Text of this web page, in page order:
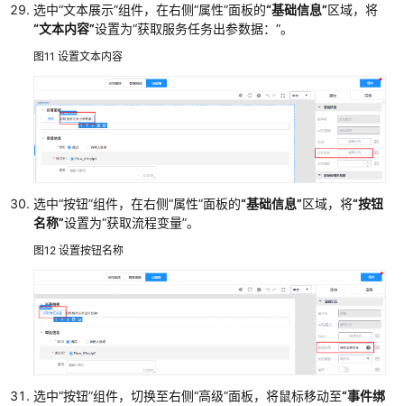
指
南
考
SDK
常
见
题
文
载
选中“文本展示”组件，在右侧“属性”面板的“基础信息”区域，将
“文本内容”设置为“获取服务任务出参数据：”。
图11 设置文本内容
选中“按钮”组件，在右侧“属性”面板的“基础信息”区域，将“按钮
名称”设置为“获取流程变量”。
图12 设置按钮名称
选中“按钮”组件，切换至右侧“高级”面板，将鼠标移动至“事件绑